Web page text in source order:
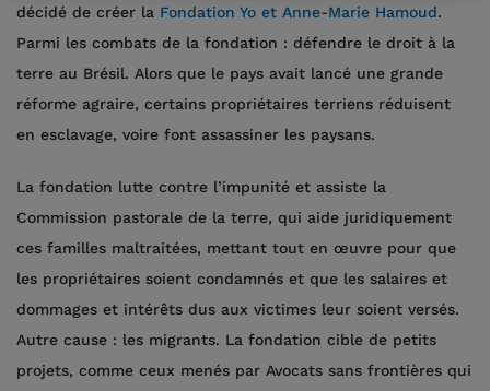
décidé de créer la Fondation Yo et Anne-Marie Hamoud.
Parmi les combats de la fondation : défendre le droit à la
terre au Brésil. Alors que le pays avait lancé une grande
réforme agraire, certains propriétaires terriens réduisent
en esclavage, voire font assassiner les paysans.
La fondation lutte contre l’impunité et assiste la
Commission pastorale de la terre, qui aide juridiquement
ces familles maltraitées, mettant tout en œuvre pour que
les propriétaires soient condamnés et que les salaires et
dommages et intérêts dus aux victimes leur soient versés.
Autre cause : les migrants. La fondation cible de petits
projets, comme ceux menés par Avocats sans frontières qui